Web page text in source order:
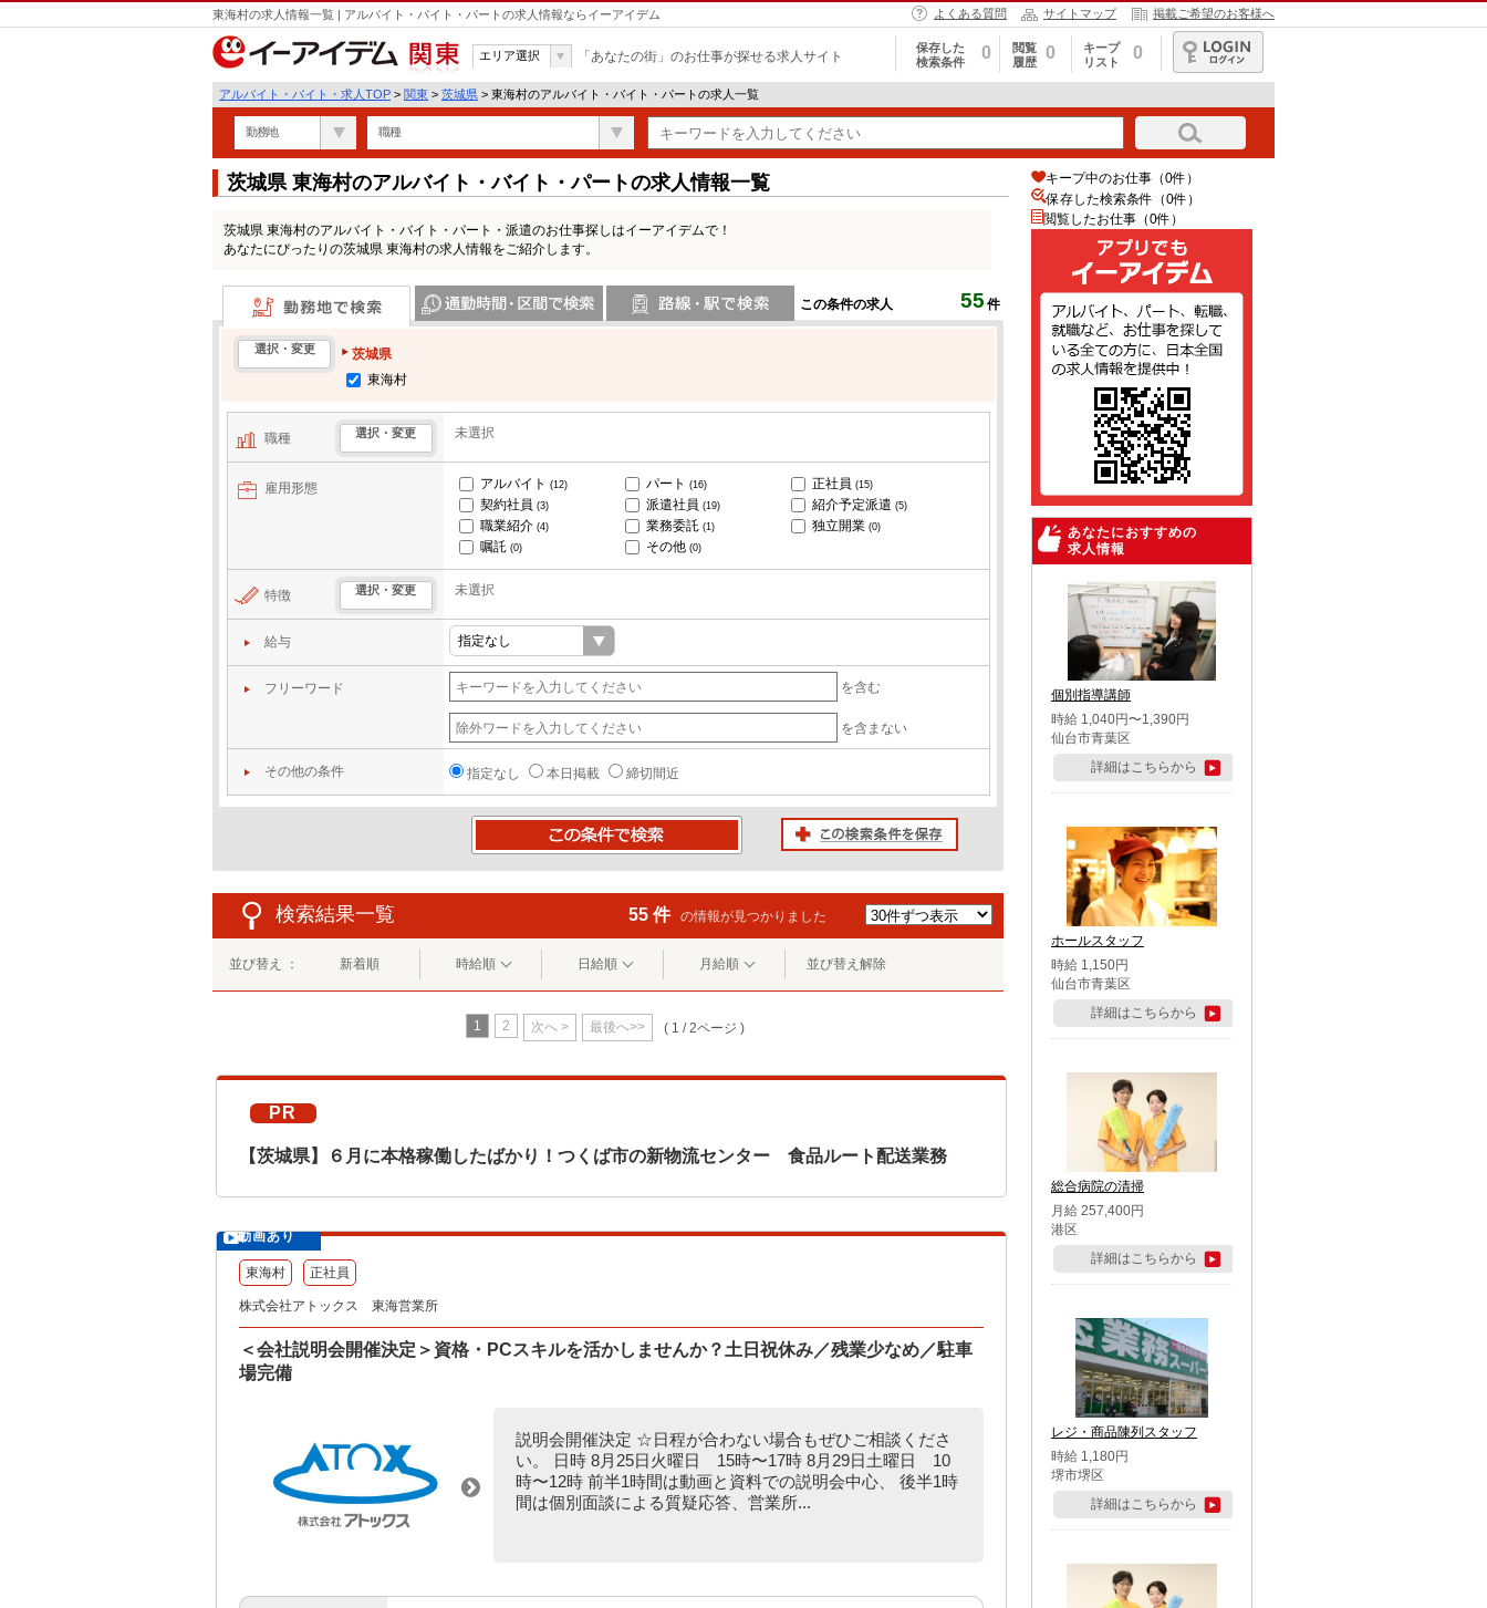
東海村の求人情報一覧 | アルバイト・バイト・パートの求人情報ならイーアイデム よくある質問 サイトマップ 掲載ご希望のお客様へ
関東
エリア選択 「あなたの街」のお仕事が探せる求人サイト
保存した
検索条件
0
閲覧
履歴
0
キープ
リスト
0
ログイン
アルバイト・バイト・求人TOP > 関東 > 茨城県 > 東海村のアルバイト・バイト・パートの求人一覧
勤務地 職種
茨城県 東海村のアルバイト・バイト・パートの求人情報一覧
茨城県 東海村のアルバイト・バイト・パート・派遣のお仕事探しはイーアイデムで！
あなたにぴったりの茨城県 東海村の求人情報をご紹介します。
この条件の求人 55 件
勤務地で検索
選択・変更
茨城県
東海村
職種 選択・変更 未選択
雇用形態 アルバイト (12) パート (16) 正社員 (15)
契約社員 (3) 派遣社員 (19) 紹介予定派遣 (5)
職業紹介 (4) 業務委託 (1) 独立開業 (0)
嘱託 (0) その他 (0)
特徴 選択・変更 未選択
給与
フリーワード を含む
を含まない
その他の条件 指定なし 本日掲載 締切間近
検索結果一覧 55 件 の情報が見つかりました
並び替え ： 新着順 時給順 日給順 月給順 並び替え解除
1 2 次へ > 最後へ>> ( 1 / 2ページ )
PR
【茨城県】６月に本格稼働したばかり！つくば市の新物流センター 食品ルート配送業務
動画あり
東海村 正社員
株式会社アトックス 東海営業所
＜会社説明会開催決定＞資格・PCスキルを活かしませんか？土日祝休み／残業少なめ／駐車
場完備
説明会開催決定 ☆日程が合わない場合もぜひご相談くださ
い。 日時 8月25日火曜日 15時〜17時 8月29日土曜日 10
時〜12時 前半1時間は動画と資料での説明会中心、 後半1時
間は個別面談による質疑応答、営業所...
キープ中のお仕事（0件）
保存した検索条件（0件）
閲覧したお仕事（0件）
あなたにおすすめの
求人情報
個別指導講師
時給 1,040円〜1,390円
仙台市青葉区
詳細はこちらから
ホールスタッフ
時給 1,150円
仙台市青葉区
詳細はこちらから
総合病院の清掃
月給 257,400円
港区
詳細はこちらから
レジ・商品陳列スタッフ
時給 1,180円
堺市堺区
詳細はこちらから